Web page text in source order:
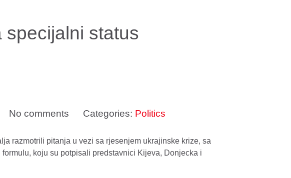
specijalni status
No comments Categories: Politics
razmotrili pitanja u vezi sa rjesenjem ukrajinske krize, sa
koju su potpisali predstavnici Kijeva, Donjecka i